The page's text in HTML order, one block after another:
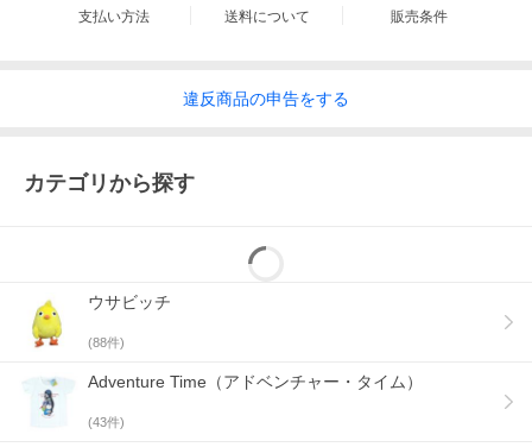
型番：N-308
61cm
64cm
キッズ140cm
■商品紹介
ャツが登場！
サイズは男女のＭサイズと、少し小さめの140cmサイズの3パター
ン。
支払い方法 送料について 販売条件
違反商品の申告をする
カテゴリから探す
ウサビッチ
(88件)
Adventure Time（アドベンチャー・タイム）
(43件)